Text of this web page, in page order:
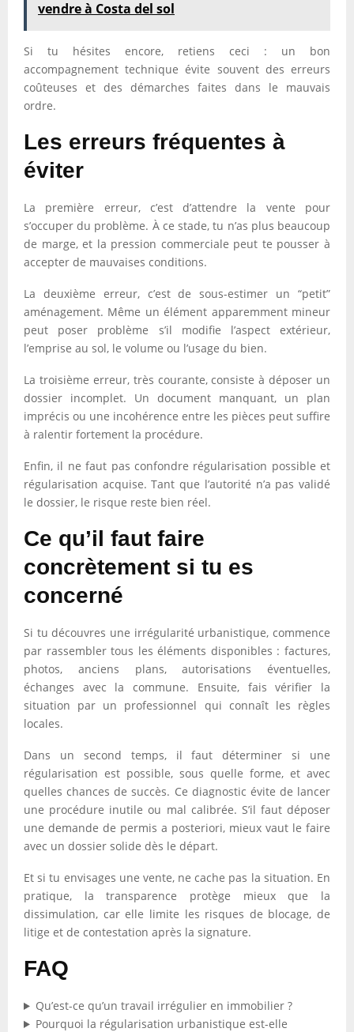
vendre à Costa del sol
Si tu hésites encore, retiens ceci : un bon
accompagnement technique évite souvent des erreurs
coûteuses et des démarches faites dans le mauvais
ordre.
Les erreurs fréquentes à
éviter
La première erreur, c’est d’attendre la vente pour
s’occuper du problème. À ce stade, tu n’as plus beaucoup
de marge, et la pression commerciale peut te pousser à
accepter de mauvaises conditions.
La deuxième erreur, c’est de sous-estimer un “petit”
aménagement. Même un élément apparemment mineur
peut poser problème s’il modifie l’aspect extérieur,
l’emprise au sol, le volume ou l’usage du bien.
La troisième erreur, très courante, consiste à déposer un
dossier incomplet. Un document manquant, un plan
imprécis ou une incohérence entre les pièces peut suffire
à ralentir fortement la procédure.
Enfin, il ne faut pas confondre régularisation possible et
régularisation acquise. Tant que l’autorité n’a pas validé
le dossier, le risque reste bien réel.
Ce qu’il faut faire
concrètement si tu es
concerné
Si tu découvres une irrégularité urbanistique, commence
par rassembler tous les éléments disponibles : factures,
photos, anciens plans, autorisations éventuelles,
échanges avec la commune. Ensuite, fais vérifier la
situation par un professionnel qui connaît les règles
locales.
Dans un second temps, il faut déterminer si une
régularisation est possible, sous quelle forme, et avec
quelles chances de succès. Ce diagnostic évite de lancer
une procédure inutile ou mal calibrée. S’il faut déposer
une demande de permis a posteriori, mieux vaut le faire
avec un dossier solide dès le départ.
Et si tu envisages une vente, ne cache pas la situation. En
pratique, la transparence protège mieux que la
dissimulation, car elle limite les risques de blocage, de
litige et de contestation après la signature.
FAQ
Qu’est-ce qu’un travail irrégulier en immobilier ?
Pourquoi la régularisation urbanistique est-elle